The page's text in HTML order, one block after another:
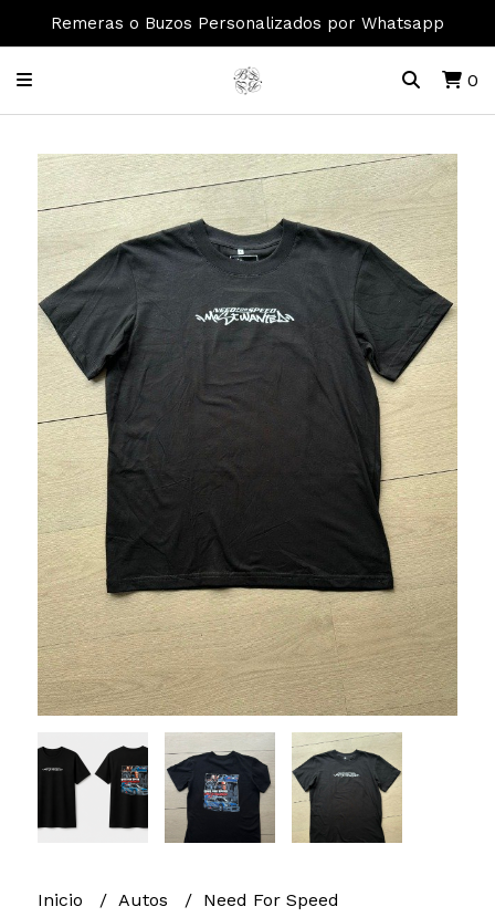
Remeras o Buzos Personalizados por Whatsapp
0
Inicio Autos Need For Speed